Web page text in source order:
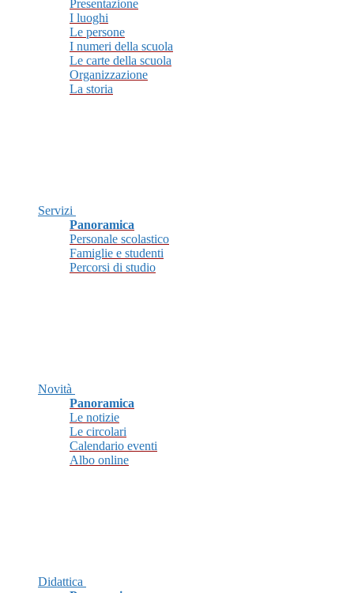
Presentazione
I luoghi
Le persone
I numeri della scuola
Le carte della scuola
Organizzazione
La storia
Servizi
Panoramica
Personale scolastico
Famiglie e studenti
Percorsi di studio
Novità
Panoramica
Le notizie
Le circolari
Calendario eventi
Albo online
Didattica